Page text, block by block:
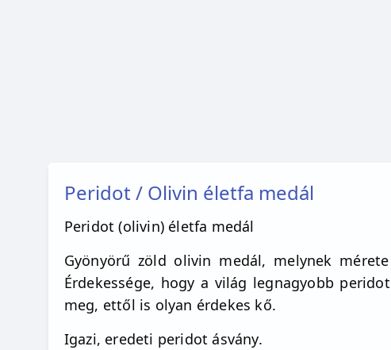
Peridot / Olivin életfa medál
Peridot (olivin) életfa medál
Gyönyörű zöld olivin medál, melynek
Érdekessége, hogy a világ legnagyobb
meg, ettől is olyan érdekes kő.
Igazi, eredeti peridot ásvány.